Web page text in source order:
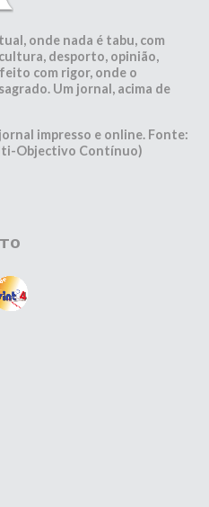
onde nada é tabu, com
desporto, opinião,
com rigor, onde o
Um jornal, acima de
impresso e online. Fonte:
Objectivo Contínuo)